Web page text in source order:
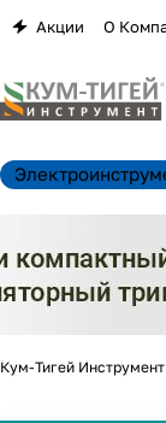
Акции О
Кум-Тигей Инструмент